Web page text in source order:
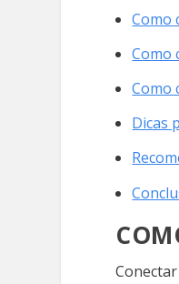
Como
Como
Como
Dicas